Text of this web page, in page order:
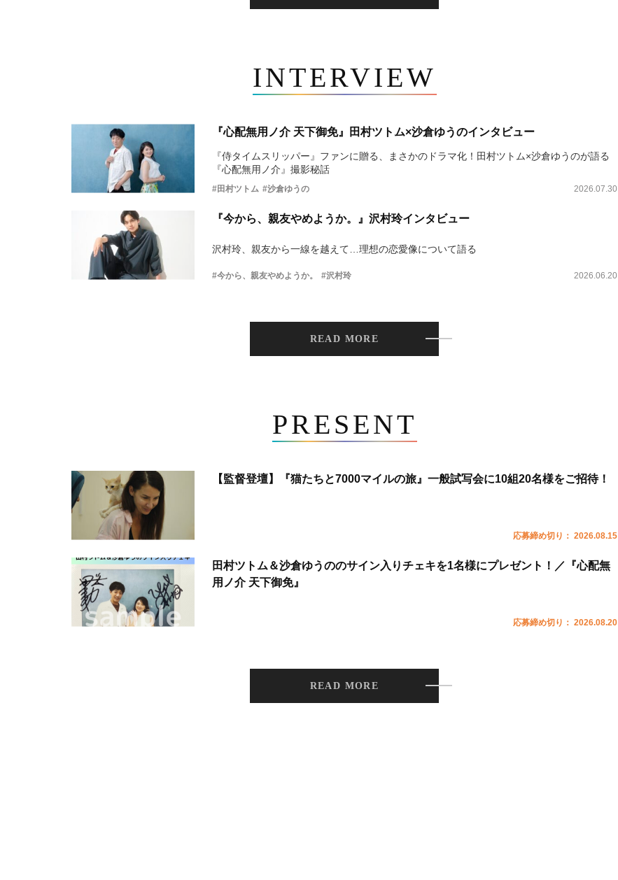
INTERVIEW
『心配無用ノ介 天下御免』田村ツトム×沙倉ゆうのインタビュー
『侍タイムスリッパー』ファンに贈る、まさかのドラマ化！田村ツトム×沙倉ゆうのが語る
『心配無用ノ介』撮影秘話
#田村ツトム #沙倉ゆうの 2026.07.30
『今から、親友やめようか。』沢村玲インタビュー
沢村玲、親友から一線を越えて…理想の恋愛像について語る
#今から、親友やめようか。 #沢村玲 2026.06.20
READ MORE
PRESENT
【監督登壇】『猫たちと7000マイルの旅』一般試写会に10組20名様をご招待！
応募締め切り： 2026.08.15
田村ツトム＆沙倉ゆうののサイン入りチェキを1名様にプレゼント！／『心配無
用ノ介 天下御免』
応募締め切り： 2026.08.20
READ MORE